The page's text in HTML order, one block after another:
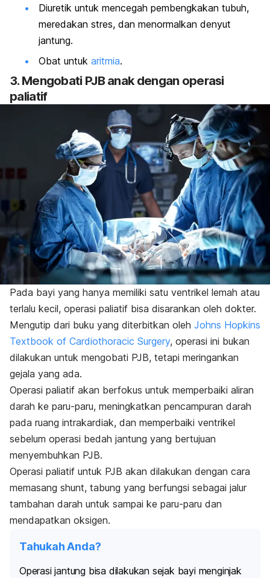
Diuretik untuk mencegah pembengkakan tubuh,
meredakan stres, dan menormalkan denyut
jantung.
Obat untuk aritmia.
3. Mengobati PJB anak dengan operasi
paliatif
Pada bayi yang hanya memiliki satu ventrikel lemah atau
terlalu kecil, operasi paliatif bisa disarankan oleh dokter.
Mengutip dari buku yang diterbitkan oleh Johns Hopkins
Textbook of Cardiothoracic Surgery, operasi ini bukan
dilakukan untuk mengobati PJB, tetapi meringankan
gejala yang ada.
Operasi paliatif akan berfokus untuk memperbaiki aliran
darah ke paru-paru, meningkatkan pencampuran darah
pada ruang intrakardiak, dan memperbaiki ventrikel
sebelum operasi bedah jantung yang bertujuan
menyembuhkan PJB.
Operasi paliatif untuk PJB akan dilakukan dengan cara
memasang shunt, tabung yang berfungsi sebagai jalur
tambahan darah untuk sampai ke paru-paru dan
mendapatkan oksigen.
Tahukah Anda?
Operasi jantung bisa dilakukan sejak bayi menginjak